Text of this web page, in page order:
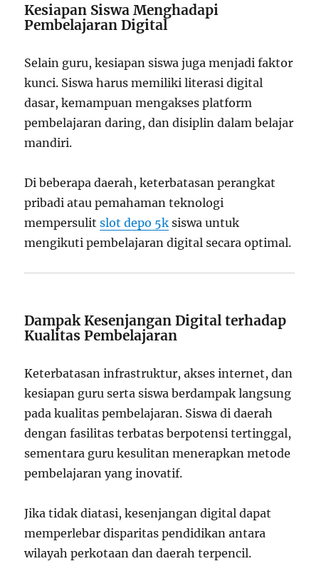
Kesiapan Siswa Menghadapi
Pembelajaran Digital
Selain guru, kesiapan siswa juga menjadi faktor
kunci. Siswa harus memiliki literasi digital
dasar, kemampuan mengakses platform
pembelajaran daring, dan disiplin dalam belajar
mandiri.
Di beberapa daerah, keterbatasan perangkat
pribadi atau pemahaman teknologi
mempersulitslot depo 5k siswa untuk
mengikuti pembelajaran digital secara optimal.
Dampak Kesenjangan Digital terhadap
Kualitas Pembelajaran
Keterbatasan infrastruktur, akses internet, dan
kesiapan guru serta siswa berdampak langsung
pada kualitas pembelajaran. Siswa di daerah
dengan fasilitas terbatas berpotensi tertinggal,
sementara guru kesulitan menerapkan metode
pembelajaran yang inovatif.
Jika tidak diatasi, kesenjangan digital dapat
memperlebar disparitas pendidikan antara
wilayah perkotaan dan daerah terpencil.